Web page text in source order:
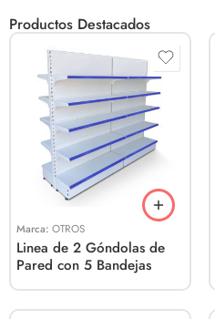
Productos Destacados
Marca: OTROS
Linea de 2 Góndolas de
Pared con 5 Bandejas